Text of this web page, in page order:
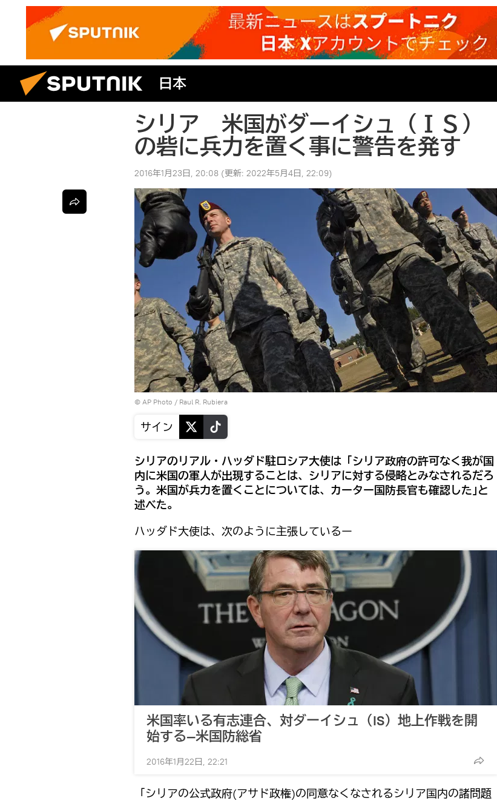
日本
シリア 米国がダーイシュ（ＩＳ）
の砦に兵力を置く事に警告を発す
2016年1月23日, 20:08 (更新: 2022年5月4日, 22:09)
© AP Photo / Raul R. Rubiera
サイン
シリアのリアル・ハッダド駐ロシア大使は「シリア政府の許可なく我が国
内に米国の軍人が出現することは、シリアに対する侵略とみなされるだろ
う。米国が兵力を置くことについては、カーター国防長官も確認した｣と
述べた。
ハッダド大使は、次のように主張しているー
米国率いる有志連合、対ダーイシュ（IS）地上作戦を開
始する―米国防総省
2016年1月22日, 22:21
「シリアの公式政府(アサド政権)の同意なくなされるシリア国内の諸問題